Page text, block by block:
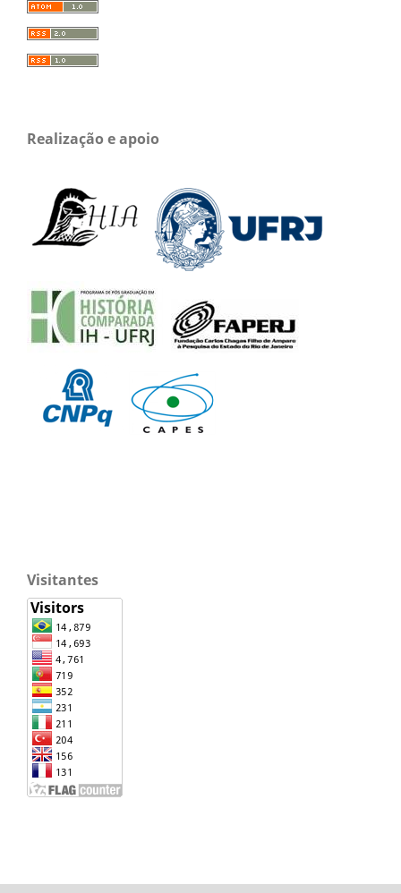
Realização e apoio
Visitantes